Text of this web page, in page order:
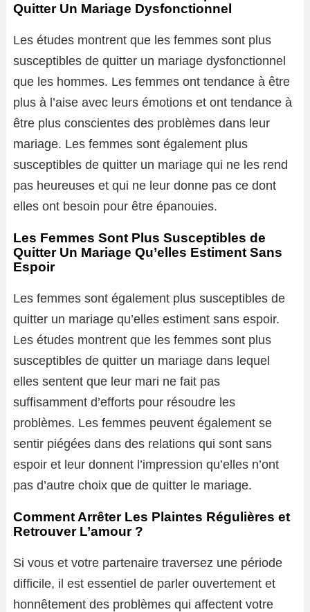
Quitter Un Mariage Dysfonctionnel
Les études montrent que les femmes sont plus
susceptibles de quitter un mariage dysfonctionnel
que les hommes. Les femmes ont tendance à être
plus à l’aise avec leurs émotions et ont tendance à
être plus conscientes des problèmes dans leur
mariage. Les femmes sont également plus
susceptibles de quitter un mariage qui ne les rend
pas heureuses et qui ne leur donne pas ce dont
elles ont besoin pour être épanouies.
Les Femmes Sont Plus Susceptibles de
Quitter Un Mariage Qu’elles Estiment Sans
Espoir
Les femmes sont également plus susceptibles de
quitter un mariage qu’elles estiment sans espoir.
Les études montrent que les femmes sont plus
susceptibles de quitter un mariage dans lequel
elles sentent que leur mari ne fait pas
suffisamment d’efforts pour résoudre les
problèmes. Les femmes peuvent également se
sentir piégées dans des relations qui sont sans
espoir et leur donnent l’impression qu’elles n’ont
pas d’autre choix que de quitter le mariage.
Comment Arrêter Les Plaintes Régulières et
Retrouver L’amour ?
Si vous et votre partenaire traversez une période
difficile, il est essentiel de parler ouvertement et
honnêtement des problèmes qui affectent votre